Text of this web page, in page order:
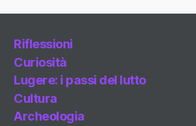
Riflessioni
Curiosità
Lugere: i passi del lutto
Cultura
Archeologia